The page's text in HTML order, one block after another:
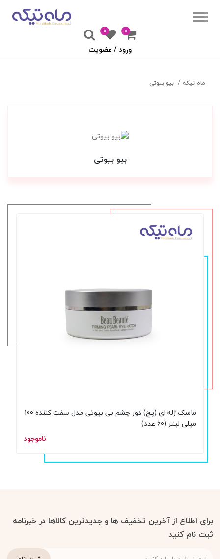
۰
0
ورود / عضویت
ماه تیکه بیو بیوتی
بیو بیوتی
ماسک ژله ای (پچ) دور چشم بی بیوتی مدل سفت کننده 100
میلی لیتر (60 عدد)
ناموجود
برای اطلاع از آخرین تخفیف ها و جدیدترین کالاها در خبرنامه
ثبت نام کنید